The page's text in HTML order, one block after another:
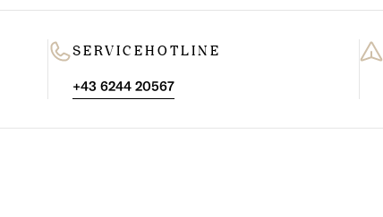
SERVICEHOTLINE
+43 6244 20567